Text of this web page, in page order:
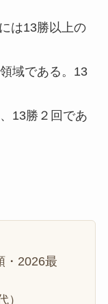
は13勝以上の
域である。13
13勝２回であ
・2026最